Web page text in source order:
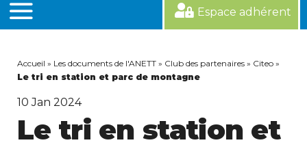
MENU
Espace adhérent
Accueil » Les documents de l'ANETT » Club des partenaires » Citeo »
Le tri en station et parc de montagne
10 Jan 2024
Le tri en station et